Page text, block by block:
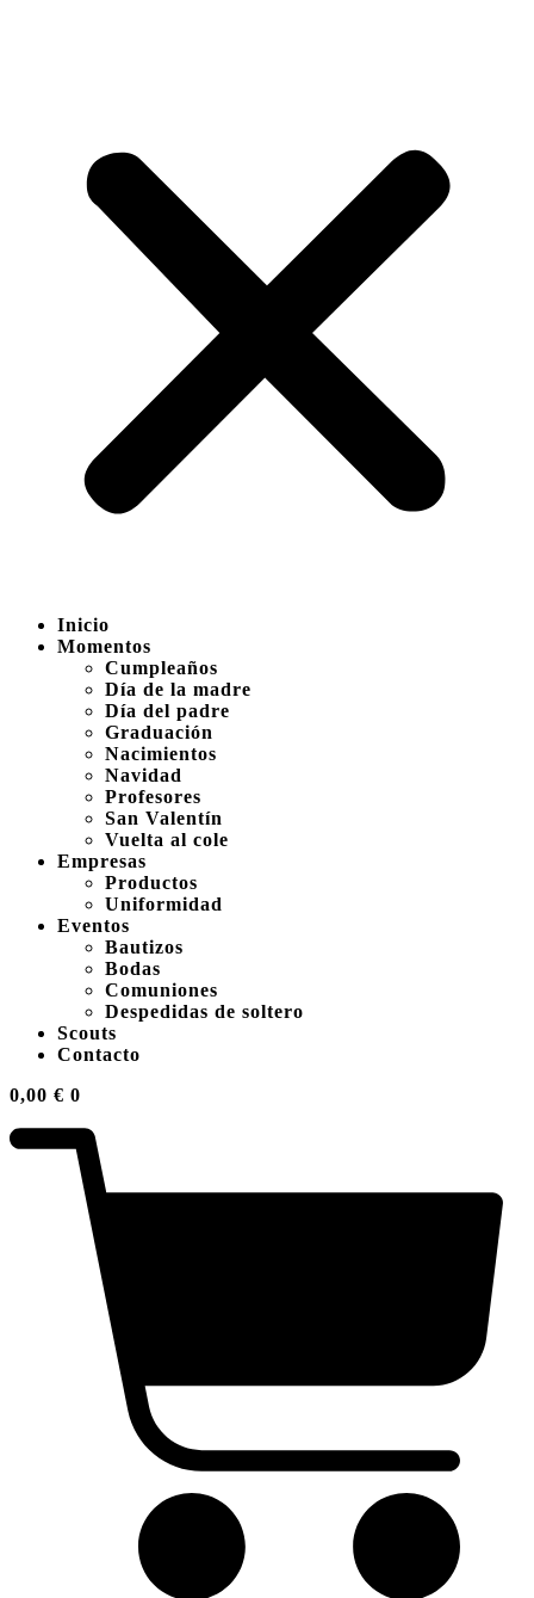
Inicio
Momentos
Cumpleaños
Día de la madre
Día del padre
Graduación
Nacimientos
Navidad
Profesores
San Valentín
Vuelta al cole
Empresas
Productos
Uniformidad
Eventos
Bautizos
Bodas
Comuniones
Despedidas de soltero
Scouts
Contacto
0,00 € 0